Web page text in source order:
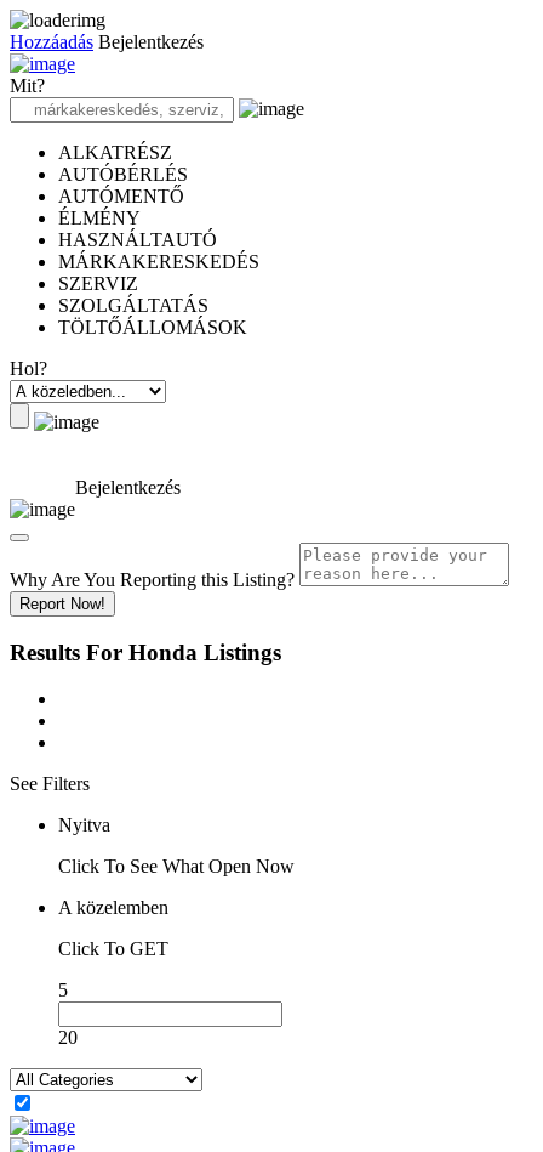
Hozzáadás Bejelentkezés
Mit?
ALKATRÉSZ
AUTÓBÉRLÉS
AUTÓMENTŐ
ÉLMÉNY
HASZNÁLTAUTÓ
MÁRKAKERESKEDÉS
SZERVIZ
SZOLGÁLTATÁS
TÖLTŐÁLLOMÁSOK
Hol?
Bejelentkezés
Why Are You Reporting this Listing?
Report Now!
Results For Honda Listings
See Filters
Nyitva
Click To See What Open Now
A közelemben
Click To GET
5
20